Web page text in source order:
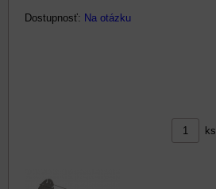
Dostupnosť: Na otázku
ks